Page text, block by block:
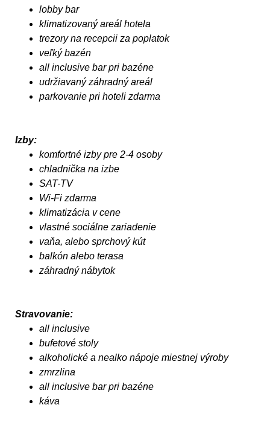
lobby bar
klimatizovaný areál hotela
trezory na recepcii za poplatok
veľký bazén
all inclusive bar pri bazéne
udržiavaný záhradný areál
parkovanie pri hoteli zdarma
Izby:
komfortné izby pre 2-4 osoby
chladnička na izbe
SAT-TV
Wi-Fi zdarma
klimatizácia v cene
vlastné sociálne zariadenie
vaňa, alebo sprchový kút
balkón alebo terasa
záhradný nábytok
Stravovanie:
all inclusive
bufetové stoly
alkoholické a nealko nápoje miestnej výroby
zmrzlina
all inclusive bar pri bazéne
káva